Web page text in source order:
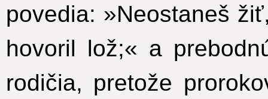
povedia: »Neostaneš
hovoril lož;« a
rodičia, pretože